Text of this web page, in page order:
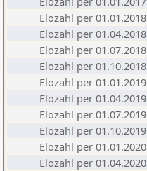
Elozahl per 01.01.2018
Elozahl per 01.04.2018
Elozahl per 01.07.2018
Elozahl per 01.10.2018
Elozahl per 01.01.2019
Elozahl per 01.04.2019
Elozahl per 01.07.2019
Elozahl per 01.10.2019
Elozahl per 01.01.2020
Elozahl per 01.04.2020